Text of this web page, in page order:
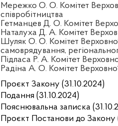
Мережко О. О. Комітет
співробітництва
Гетманцев Д. О. Комітет
Наталуха Д. А. Комітет
Шуляк О. О. Комітет
самоврядування,
Підласа Р. А. Комітет
Радіна А. О. Комітет
Проєкт Закону (31.10.2024)
Подання (31.10.2024)
Пояснювальна записка
Проєкт Постанови до Закону